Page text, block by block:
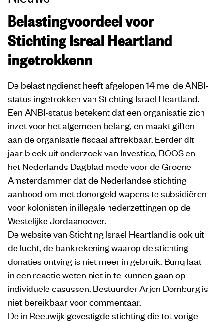
Belastingvoordeel voor
Stichting Isreal Heartland
ingetrokkenn
De belastingdienst heeft afgelopen 14 mei de ANBI-
status ingetrokken van Stichting Israel Heartland.
Een ANBI-status betekent dat een organisatie zich
inzet voor het algemeen belang, en maakt giften
aan de organisatie fiscaal aftrekbaar. Eerder dit
jaar bleek uit onderzoek van Investico, BOOS en
het Nederlands Dagblad mede voor de Groene
Amsterdammer dat de Nederlandse stichting
aanbood om met donorgeld wapens te subsidiëren
voor kolonisten in illegale nederzettingen op de
Westelijke Jordaanoever.
De website van Stichting Israel Heartland is ook uit
de lucht, de bankrekening waarop de stichting
donaties ontving is niet meer in gebruik. Bunq laat
in een reactie weten niet in te kunnen gaan op
individuele casussen. Bestuurder Arjen Domburg is
niet bereikbaar voor commentaar.
De in Reeuwijk gevestigde stichting die tot vorige